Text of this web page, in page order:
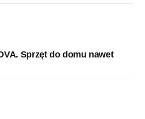
Sprzęt do domu nawet